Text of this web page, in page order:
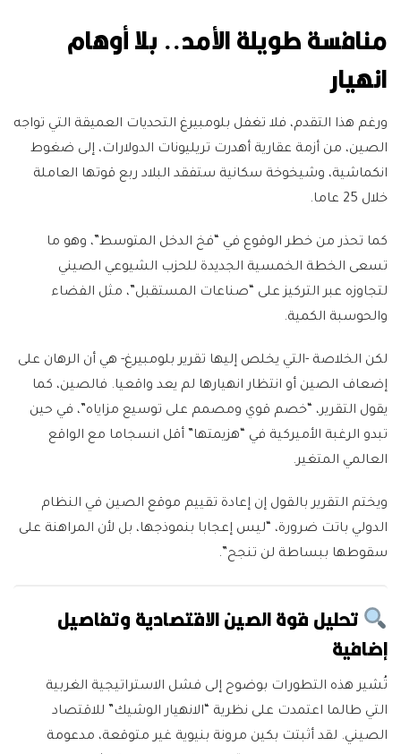
منافسة طويلة الأمد.. بلا أوهام
انهيار
ورغم هذا التقدم، فلا تغفل بلومبيرغ التحديات العميقة التي تواجه
الصين، من أزمة عقارية أهدرت تريليونات الدولارات، إلى ضغوط
انكماشية، وشيخوخة سكانية ستفقد البلاد ربع قوتها العاملة
خلال 25 عاما.
كما تحذر من خطر الوقوع في “فخ الدخل المتوسط”، وهو ما
تسعى الخطة الخمسية الجديدة للحزب الشيوعي الصيني
لتجاوزه عبر التركيز على “صناعات المستقبل”، مثل الفضاء
والحوسبة الكمية.
لكن الخلاصة -التي يخلص إليها تقرير بلومبيرغ- هي أن الرهان على
إضعاف الصين أو انتظار انهيارها لم يعد واقعيا. فالصين، كما
يقول التقرير، “خصم قوي ومصمم على توسيع مزاياه”، في حين
تبدو الرغبة الأميركية في “هزيمتها” أقل انسجاما مع الواقع
العالمي المتغير.
ويختم التقرير بالقول إن إعادة تقييم موقع الصين في النظام
الدولي باتت ضرورة، “ليس إعجابا بنموذجها، بل لأن المراهنة على
سقوطها ببساطة لن تنجح”.
تحليل قوة الصين الاقتصادية وتفاصيل
إضافية
تُشير هذه التطورات بوضوح إلى فشل الاستراتيجية الغربية
التي طالما اعتمدت على نظرية “الانهيار الوشيك” للاقتصاد
الصيني. لقد أثبتت بكين مرونة بنيوية غير متوقعة، مدعومة